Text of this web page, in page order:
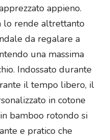
appieno.
lo rende altrettanto
da regalare a
una massima
Indossato durante
il tempo libero, il
in cotone
bamboo rotondo si
e pratico che